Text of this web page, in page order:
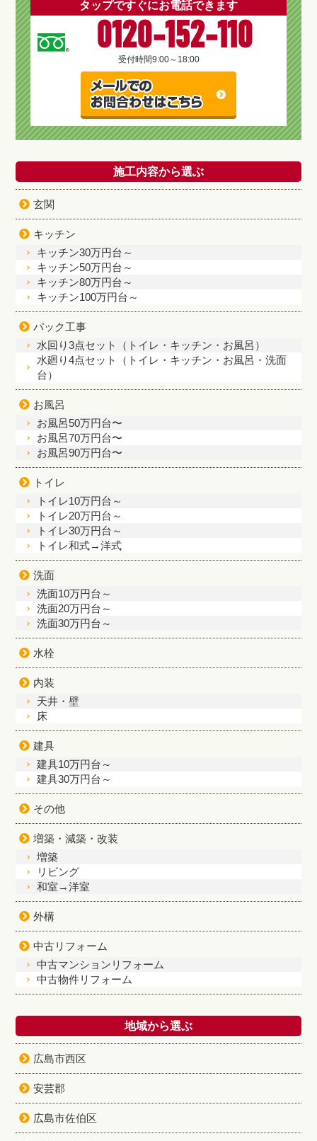
タップですぐにお電話できます
0120-152-110
受付時間9:00～18:00
施工内容から選ぶ
玄関
キッチン
キッチン30万円台～
キッチン50万円台～
キッチン80万円台～
キッチン100万円台～
パック工事
水回り3点セット（トイレ・キッチン・お風呂）
水廻り4点セット（トイレ・キッチン・お風呂・洗面
台）
お風呂
お風呂50万円台〜
お風呂70万円台〜
お風呂90万円台〜
トイレ
トイレ10万円台～
トイレ20万円台～
トイレ30万円台～
トイレ和式→洋式
洗面
洗面10万円台～
洗面20万円台～
洗面30万円台～
水栓
内装
天井・壁
床
建具
建具10万円台～
建具30万円台～
その他
増築・減築・改装
増築
リビング
和室→洋室
外構
中古リフォーム
中古マンションリフォーム
中古物件リフォーム
地域から選ぶ
広島市西区
安芸郡
広島市佐伯区